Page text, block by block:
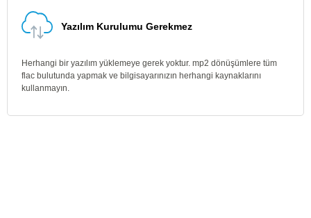
Yazılım Kurulumu Gerekmez
Herhangi bir yazılım yüklemeye gerek yoktur. mp2 dönüşümlere tüm
flac bulutunda yapmak ve bilgisayarınızın herhangi kaynaklarını
kullanmayın.